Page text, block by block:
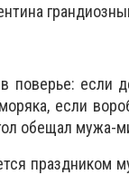
поверье: если
если
обещал мужа-
праздником